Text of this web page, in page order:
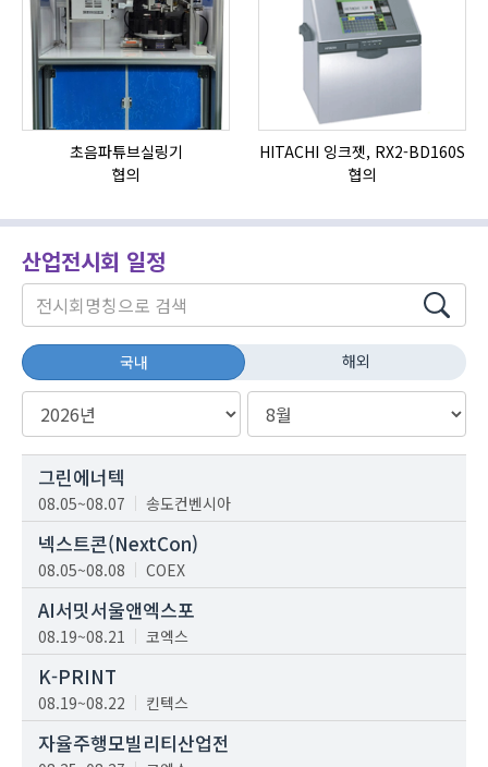
초음파튜브실링기
협의
HITACHI 잉크젯, RX2-BD160S
협의
산업전시회 일정
국내 해외
그린에너텍
08.05~08.07 송도컨벤시아
넥스트콘(NextCon)
08.05~08.08 COEX
AI서밋서울앤엑스포
08.19~08.21 코엑스
K-PRINT
08.19~08.22 킨텍스
자율주행모빌리티산업전